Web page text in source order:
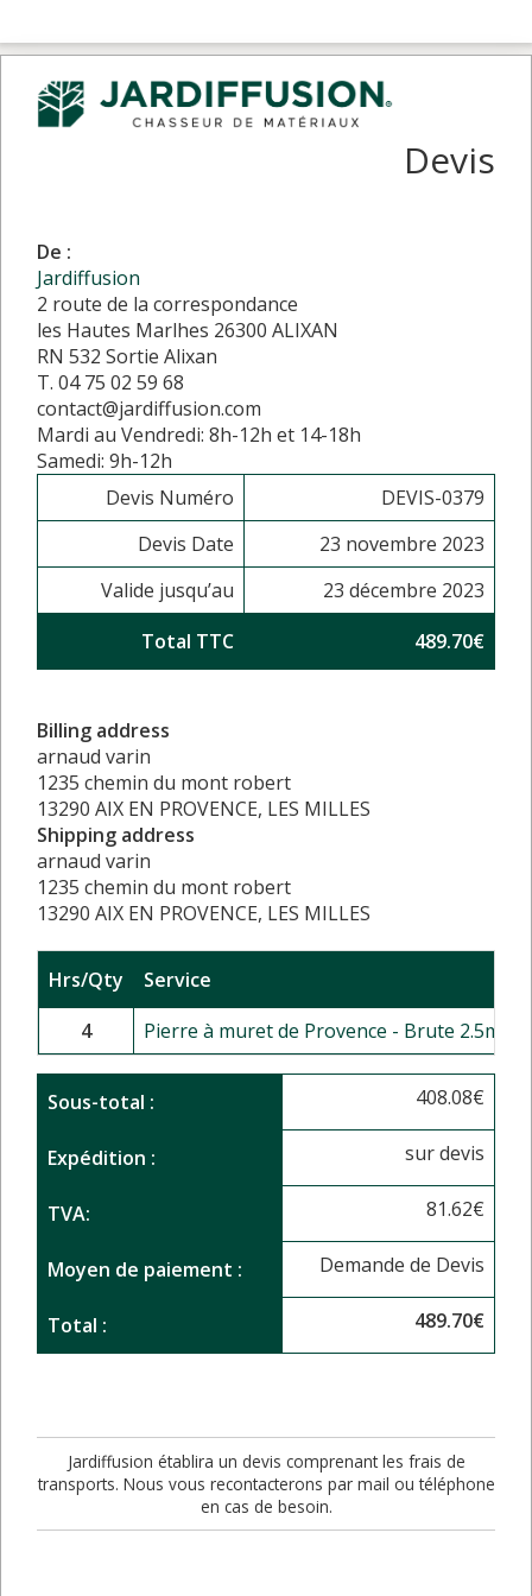
Devis
De :
Jardiffusion
2 route de la correspondance
les Hautes Marlhes 26300 ALIXAN
RN 532 Sortie Alixan
T. 04 75 02 59 68
contact@jardiffusion.com
Mardi au Vendredi: 8h-12h et 14-18h
Samedi: 9h-12h
Devis Numéro
DEVIS-0379
Devis Date
23 novembre 2023
Valide jusqu’au
23 décembre 2023
Total TTC
489.70€
Billing address
arnaud varin
1235 chemin du mont robert
13290 AIX EN PROVENCE, LES MILLES
Shipping address
arnaud varin
1235 chemin du mont robert
13290 AIX EN PROVENCE, LES MILLES
Hrs/Qty
Service
4
Pierre à muret de Provence - Brute 2.5m²
Sous-total : 408.08€
Expédition : sur devis
TVA: 81.62€
Moyen de paiement : Demande de Devis
Total : 489.70€
Jardiffusion établira un devis comprenant les frais de
transports. Nous vous recontacterons par mail ou téléphone
en cas de besoin.